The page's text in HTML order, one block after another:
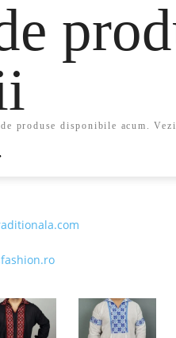
produse disponibile acum.